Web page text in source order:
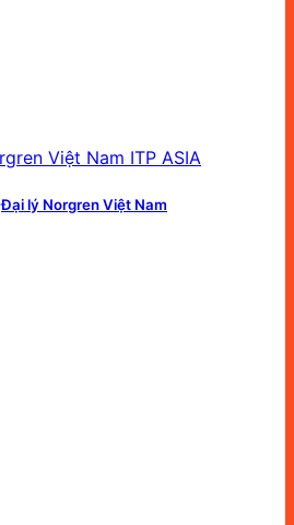
Đại lý Norgren Việt Nam